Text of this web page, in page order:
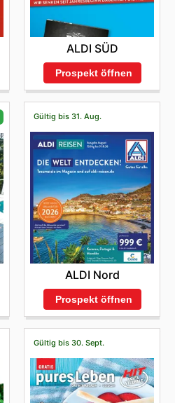
ALDI SÜD
Prospekt öffnen
Gültig bis 31. Aug.
ALDI Nord
Prospekt öffnen
Gültig bis 30. Sept.